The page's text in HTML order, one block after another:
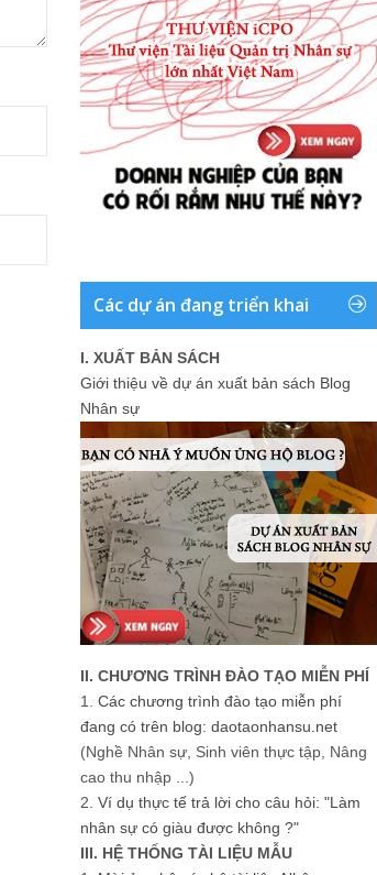
Các dự án đang triển khai
I. XUẤT BẢN SÁCH
Giới thiệu về dự án xuất bản sách Blog
Nhân sự
II. CHƯƠNG TRÌNH ĐÀO TẠO MIỄN PHÍ
1. Các chương trình đào tạo miễn phí
đang có trên blog: daotaonhansu.net
(Nghề Nhân sự, Sinh viên thực tập, Nâng
cao thu nhập ...)
2. Ví dụ thực tế trả lời cho câu hỏi: "Làm
nhân sự có giàu được không ?"
III. HỆ THỐNG TÀI LIỆU MẪU